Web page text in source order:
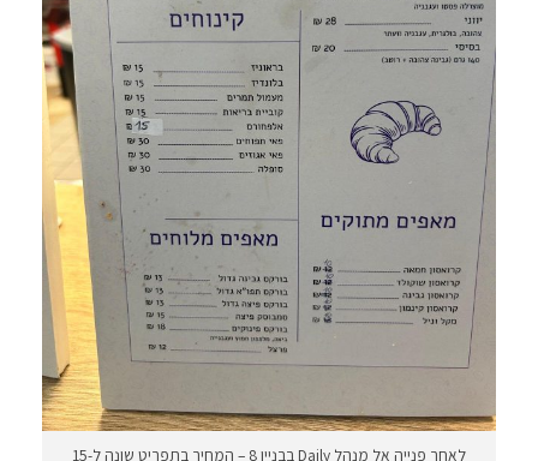
לאחר פנייה אל מנהל Daily בבניין 8 – המחיר בתפריט שונה ל-15